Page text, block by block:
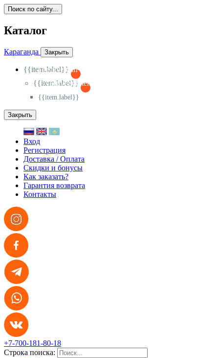
Поиск по сайту...
Каталог
Караганда Закрыть
{{item.label}}
{{activeItem==item.id?'-
{{item.label}}
{{activeSubitem==item.id?'-
{{item.label}}
Закрыть
Вход
Регистрация
Доставка / Оплата
Скидки и бонусы
Как заказать?
Гарантия возврата
Контакты
+7-700-181-80-18
Строка поиска: